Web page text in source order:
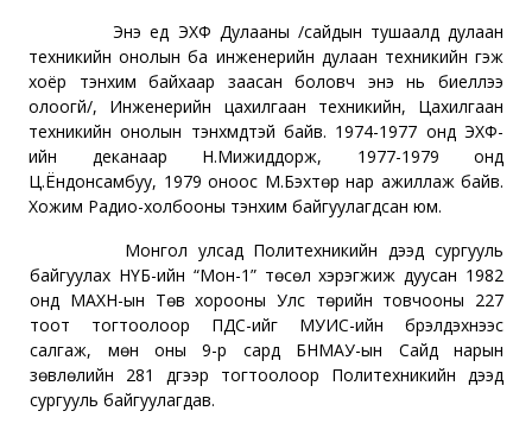
Энэ үед ЭХФ Дулааны /сайдын тушаалд дулаан
техникийн онолын ба инженерийн дулаан техникийн гэж
хоёр тэнхим байхаар заасан боловч энэ нь биеллээ
олоогүй/, Инженерийн цахилгаан техникийн, Цахилгаан
техникийн онолын тэнхмүүдтэй байв. 1974-1977 онд ЭХФ-
ийн деканаар Н.Мижиддорж, 1977-1979 онд
Ц.Ёндонсамбуу, 1979 оноос М.Бэхтөр нар ажиллаж байв.
Хожим Радио-холбооны тэнхим байгуулагдсан юм.
Монгол улсад Политехникийн дээд сургууль
байгуулах НҮБ-ийн “Мон-1” төсөл хэрэгжиж дуусан 1982
онд МАХН-ын Төв хорооны Улс төрийн товчооны 227
тоот тогтоолоор ПДС-ийг МУИС-ийн бүрэлдэхүүнээс
салгаж, мөн оны 9-р сард БНМАУ-ын Сайд нарын
зөвлөлийн 281 дүгээр тогтоолоор Политехникийн дээд
сургууль байгуулагдав.